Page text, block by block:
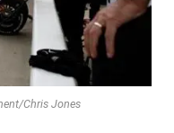
Chris Jones